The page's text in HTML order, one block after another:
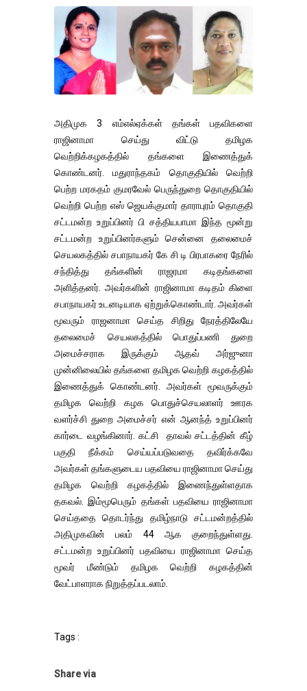
அதிமுக 3 எம்எல்ஏக்கள் தங்கள் பதவிகளை
ராஜினாமா செய்து விட்டு தமிழக
வெற்றிக்கழகத்தில் தங்களை இணைத்துக்
கொண்டனர். மதுராந்தகம் தொகுதியில் வெற்றி
பெற்ற மரகதம் குமரவேல் பெருந்துறை தொகுதியில்
வெற்றி பெற்ற எஸ் ஜெயக்குமார் தாராபுரம் தொகுதி
சட்டமன்ற உறுப்பினர் பி சத்தியபாமா இந்த மூன்று
சட்டமன்ற உறுப்பினர்களும் சென்னை தலைமைச்
செயலகத்தில் சபாநாயகர் கே சி டி பிரபாகரை நேரில்
சந்தித்து தங்களின் ராஜரமா கடிதங்களை
அளித்தனர். அவர்களின் ராஜினாமா கடிதம் கிளை
சபாநாயகர் உடனடியாக ஏற்றுக்கொண்டார். அவர்கள்
மூவரும் ராஜனாமா செய்த சிறிது நேரத்திலேயே
தலைமைச் செயலகத்தில் பொதுப்பணி துறை
அமைச்சராக இருக்கும் ஆதவ் அர்ஜுனா
முன்னிலையில் தங்களை தமிழக வெற்றி கழகத்தில்
இணைத்துக் கொண்டனர். அவர்கள் மூவருக்கும்
தமிழக வெற்றி கழக பொதுச்செயலாளர் ஊரக
வளர்ச்சி துறை அமைச்சர் என் ஆனந்த் உறுப்பினர்
கார்டை வழங்கினார். கட்சி தாவல் சட்டத்தின் கீழ்
பகுதி நீக்கம் செய்யப்படுவதை தவிர்க்கவே
அவர்கள் தங்களுடைய பதவியை ராஜினாமா செய்து
தமிழக வெற்றி கழகத்தில் இணைந்துள்ளதாக
தகவல். இம்மூபெரும் தங்கள் பதவியை ராஜினாமா
செய்ததை தொடர்ந்து தமிழ்நாடு சட்டமன்றத்தில்
அதிமுகவின் பலம் 44 ஆக குறைந்துள்ளது.
சட்டமன்ற உறுப்பினர் பதவியை ராஜினாமா செய்த
மூவர் மீண்டும் தமிழக வெற்றி கழகத்தின்
வேட்பாளராக நிறுத்தப்படலாம்.
Tags :
Share via